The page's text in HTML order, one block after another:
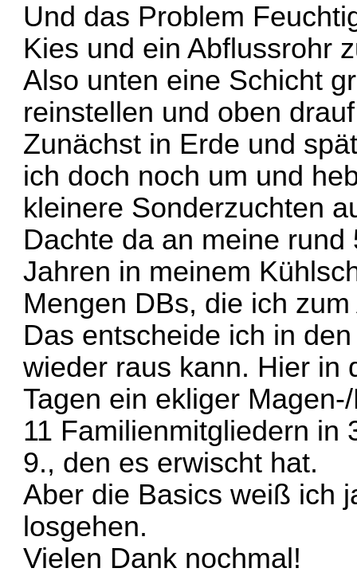
Und das Problem
Kies und ein Abflussrohr
Also unten eine Schicht
reinstellen und oben
Zunächst in Erde und
ich doch noch um und
kleinere Sonderzuchten
Dachte da an meine
Jahren in meinem
Mengen DBs, die ich
Das entscheide ich in
wieder raus kann. Hier in
Tagen ein ekliger
11 Familienmitgliedern in
9., den es erwischt hat.
Aber die Basics weiß ich
losgehen.
Vielen Dank nochmal!